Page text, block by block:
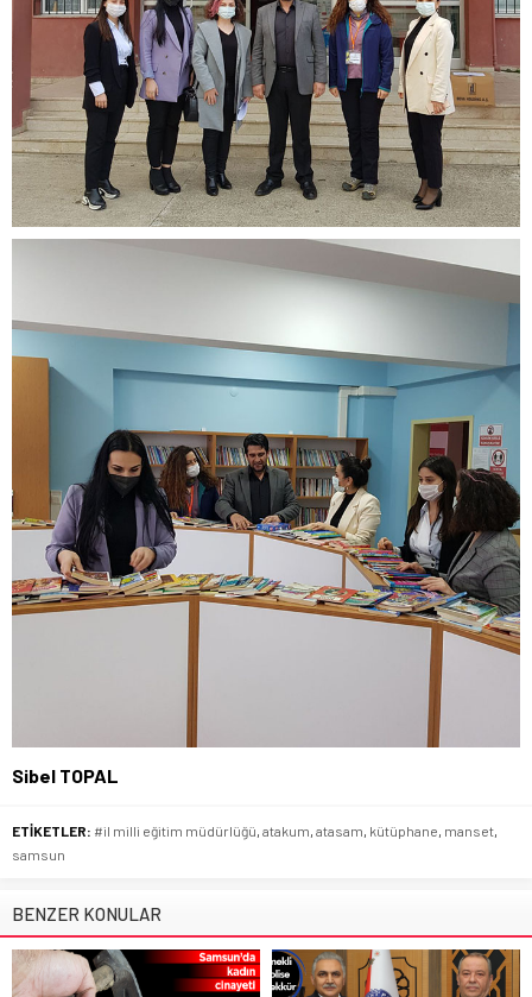
Sibel TOPAL
ETİKETLER: #il milli eğitim müdürlüğü atakum atasam kütüphane manset
samsun
BENZER KONULAR